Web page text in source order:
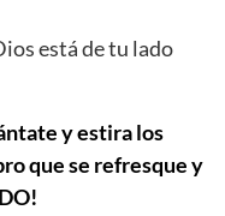
está de tu lado
y estira los
que se refresque y